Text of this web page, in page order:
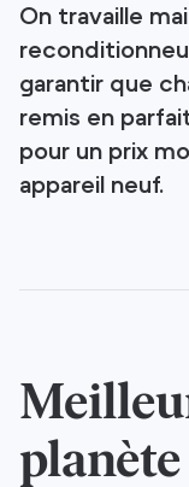
On travaille
garantir que
remis en
pour un prix
appareil neuf.
planète